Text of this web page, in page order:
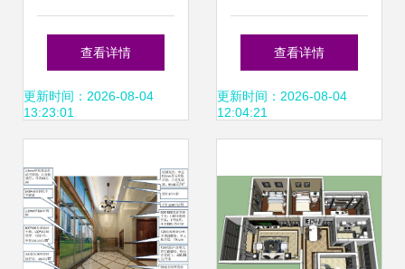
7大诀窍，注意4大
问题不怕被忽悠
查看详情
更新时间：2026-08-04
13:23:01
居装修效果案例 平
衡美学与实用性的
查看详情
更新时间：2026-08-04
12:04:21